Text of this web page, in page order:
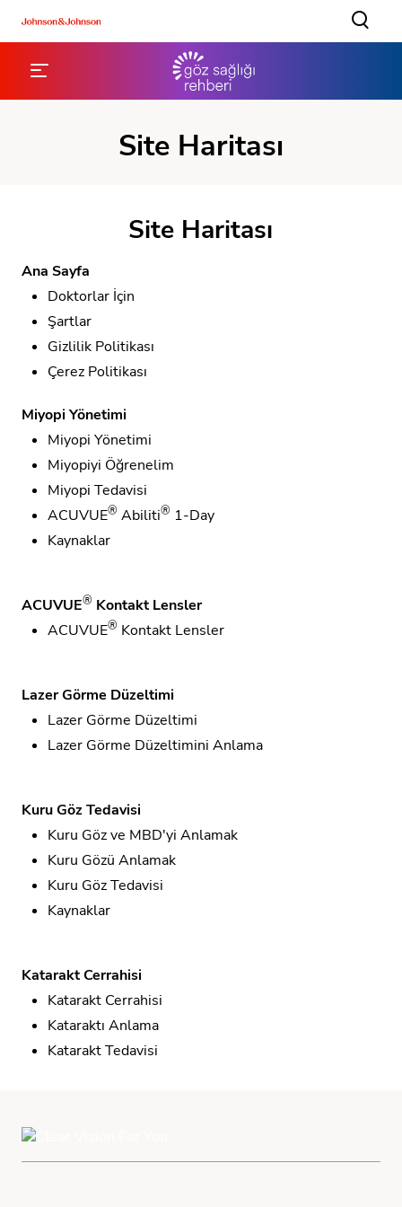
Site Haritası
Site Haritası
Ana Sayfa
Doktorlar İçin
Şartlar
Gizlilik Politikası
Çerez Politikası
Miyopi Yönetimi
Miyopi Yönetimi
Miyopiyi Öğrenelim
Miyopi Tedavisi
ACUVUE® Abiliti® 1-Day
Kaynaklar
ACUVUE® Kontakt Lensler
ACUVUE® Kontakt Lensler
Lazer Görme Düzeltimi
Lazer Görme Düzeltimi
Lazer Görme Düzeltimini Anlama
Kuru Göz Tedavisi
Kuru Göz ve MBD'yi Anlamak
Kuru Gözü Anlamak
Kuru Göz Tedavisi
Kaynaklar
Katarakt Cerrahisi
Katarakt Cerrahisi
Kataraktı Anlama
Katarakt Tedavisi